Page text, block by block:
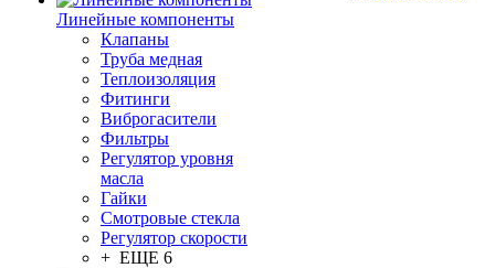
Линейные компоненты
Клапаны
Труба медная
Теплоизоляция
Фитинги
Виброгасители
Фильтры
Регулятор уровня
масла
Гайки
Смотровые стекла
Регулятор скорости
+ ЕЩЕ 6